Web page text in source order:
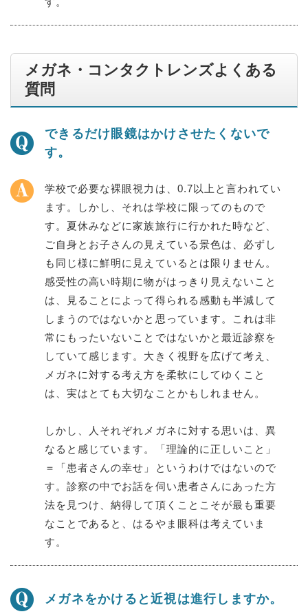
メガネ・コンタクトレンズよくある
質問
できるだけ眼鏡はかけさせたくないで
す。
学校で必要な裸眼視力は、0.7以上と言われてい
ます。しかし、それは学校に限ってのもので
す。夏休みなどに家族旅行に行かれた時など、
ご自身とお子さんの見えている景色は、必ずし
も同じ様に鮮明に見えているとは限りません。
感受性の高い時期に物がはっきり見えないこと
は、見ることによって得られる感動も半減して
しまうのではないかと思っています。これは非
常にもったいないことではないかと最近診察を
していて感じます。大きく視野を広げて考え、
メガネに対する考え方を柔軟にしてゆくこと
は、実はとても大切なことかもしれません。
しかし、人それぞれメガネに対する思いは、異
なると感じています。「理論的に正しいこと」
＝「患者さんの幸せ」というわけではないので
す。診察の中でお話を伺い患者さんにあった方
法を見つけ、納得して頂くことこそが最も重要
なことであると、はるやま眼科は考えていま
す。
メガネをかけると近視は進行しますか。